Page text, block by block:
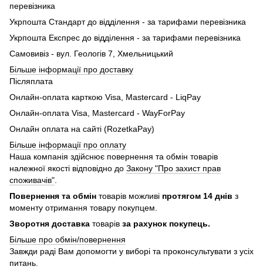
перевізника
Укрпошта Стандарт до відділення - за тарифами перевізника
Укрпошта Експрес до відділення - за тарифами перевізника
Самовивіз - вул. Геологів 7, Хмельницький
Більше інформації про доставку
Післяплата
Онлайн-оплата карткою Visa, Mastercard - LiqPay
Онлайн-оплата Visa, Mastercard - WayForPay
Онлайн оплата на сайті (RozetkaPay)
Більше інформації про оплату
Наша компанія здійснює повернення та обмін товарів
належної якості відповідно до Закону "Про захист прав
споживачів"
Повернення та обмін товарів можливі протягом 14 днів з
моменту отримання товару покупцем.
Зворотня доставка товарів за рахунок покупець.
Більше про обмін/повернення
Завжди раді Вам допомогти у виборі та проконсультувати з усіх
питань.